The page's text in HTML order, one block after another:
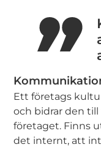
Ett företags
och bidrar den
företaget. Finns
det internt, att